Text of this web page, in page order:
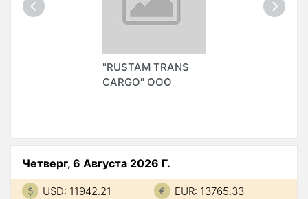
"RUSTAM TRANS
CARGO" ООО
Четверг, 6 Августа 2026 Г.
USD: 11942.21 EUR: 13765.33